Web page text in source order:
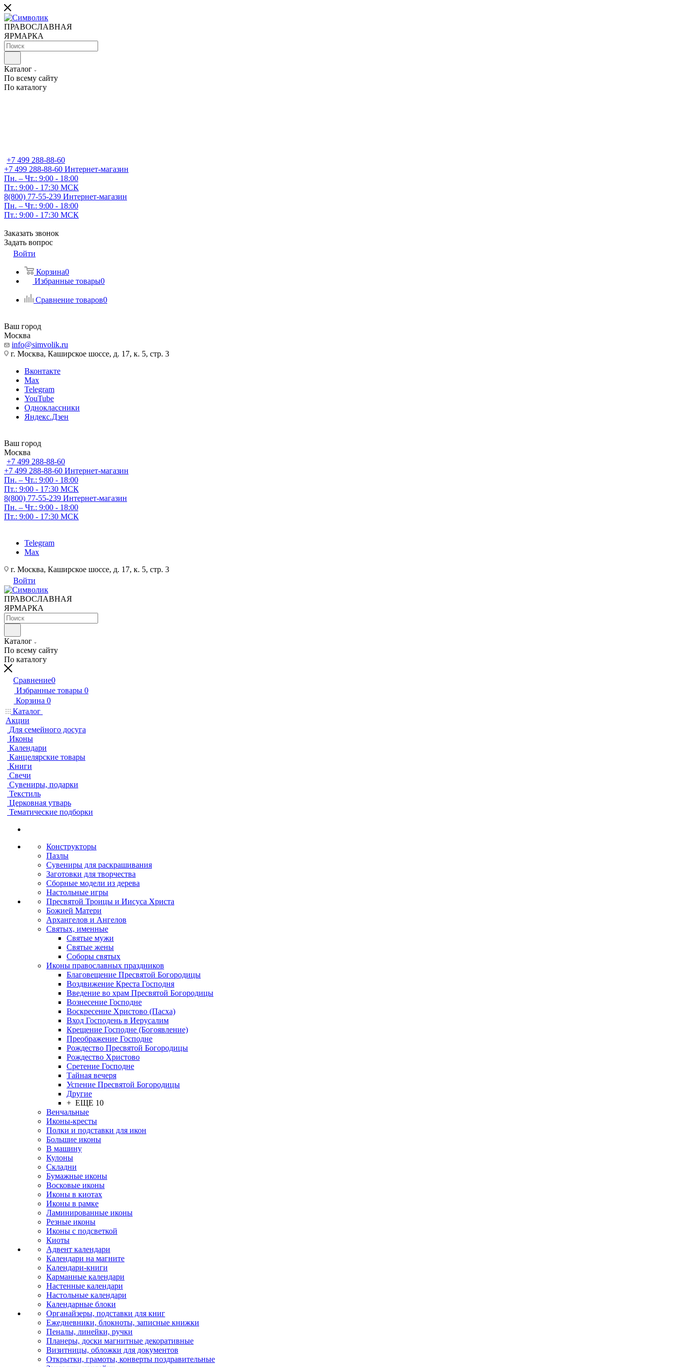
ПРАВОСЛАВНАЯ
ЯРМАРКА
Каталог
По всему сайту
По каталогу
+7 499 288-88-60
+7 499 288-88-60 Интернет-магазин
Пн. – Чт.: 9:00 - 18:00
Пт.: 9:00 - 17:30 МСК
8(800) 77-55-239 Интернет-магазин
Пн. – Чт.: 9:00 - 18:00
Пт.: 9:00 - 17:30 МСК
Заказать звонок
Задать вопрос
Войти
Корзина0
Избранные товары0
Сравнение товаров0
Ваш город
Москва
info@simvolik.ru
г. Москва, Каширское шоссе, д. 17, к. 5, стр. 3
Вконтакте
Max
Telegram
YouTube
Одноклассники
Яндекс.Дзен
Ваш город
Москва
+7 499 288-88-60
+7 499 288-88-60 Интернет-магазин
Пн. – Чт.: 9:00 - 18:00
Пт.: 9:00 - 17:30 МСК
8(800) 77-55-239 Интернет-магазин
Пн. – Чт.: 9:00 - 18:00
Пт.: 9:00 - 17:30 МСК
Telegram
Max
г. Москва, Каширское шоссе, д. 17, к. 5, стр. 3
Войти
ПРАВОСЛАВНАЯ
ЯРМАРКА
Каталог
По всему сайту
По каталогу
Сравнение0
Избранные товары 0
Корзина 0
Каталог
Акции
Для семейного досуга
Иконы
Календари
Канцелярские товары
Книги
Свечи
Сувениры, подарки
Текстиль
Церковная утварь
Тематические подборки
Конструкторы
Пазлы
Сувениры для раскрашивания
Заготовки для творчества
Сборные модели из дерева
Настольные игры
Пресвятой Троицы и Иисуса Христа
Божией Матери
Архангелов и Ангелов
Святых, именные
Святые мужи
Святые жены
Соборы святых
Иконы православных праздников
Благовещение Пресвятой Богородицы
Воздвижение Креста Господня
Введение во храм Пресвятой Богородицы
Вознесение Господне
Воскресение Христово (Пасха)
Вход Господень в Иерусалим
Крещение Господне (Богоявление)
Преображение Господне
Рождество Пресвятой Богородицы
Рождество Христово
Сретение Господне
Тайная вечеря
Успение Пресвятой Богородицы
Другие
+ ЕЩЕ 10
Венчальные
Иконы-кресты
Полки и подставки для икон
Большие иконы
В машину
Кулоны
Складни
Бумажные иконы
Восковые иконы
Иконы в киотах
Иконы в рамке
Ламинированные иконы
Резные иконы
Иконы с подсветкой
Киоты
Адвент календари
Календари на магните
Календари-книги
Карманные календари
Настенные календари
Настольные календари
Календарные блоки
Органайзеры, подставки для книг
Ежедневники, блокноты, записные книжки
Пеналы, линейки, ручки
Планеры, доски магнитные декоративные
Визитницы, обложки для документов
Открытки, грамоты, конверты поздравительные